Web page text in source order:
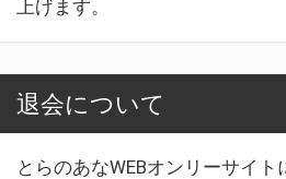
上げます。
退会について
とらのあなWEBオンリーサイ